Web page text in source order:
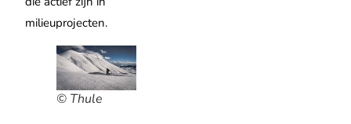
milieuprojecten.
© Thule